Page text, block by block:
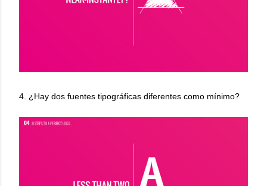
4. ¿Hay dos fuentes tipográficas diferentes como mínimo?